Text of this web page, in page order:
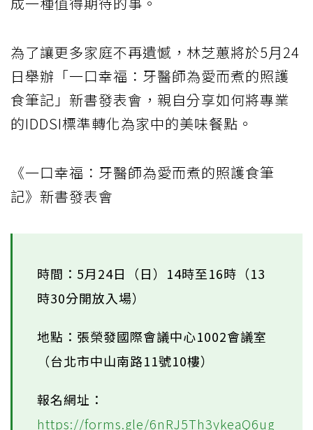
為了讓更多家庭不再遺憾，林芝蕙將於5月24
日舉辦「一口幸福：牙醫師為愛而煮的照護
食筆記」新書發表會，親自分享如何將專業
的IDDSI標準轉化為家中的美味餐點。
《一口幸福：牙醫師為愛而煮的照護食筆
記》新書發表會
時間：5月24日（日）14時至16時（13
時30分開放入場）
地點：張榮發國際會議中心1002會議室
（台北市中山南路11號10樓）
報名網址：
https://forms.gle/6nRJ5Th3ykeaQ6ug